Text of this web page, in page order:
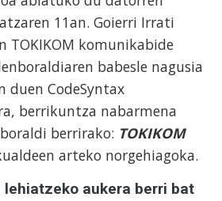
11an. Goierri Irrati
TOKIKOM komunikabide
babesle nagusia
duen CodeSyntax
berrikuntza nabarmena
berrirako: TOKIKOM
arteko norgehiagoka.
lehiatzeko aukera berri bat